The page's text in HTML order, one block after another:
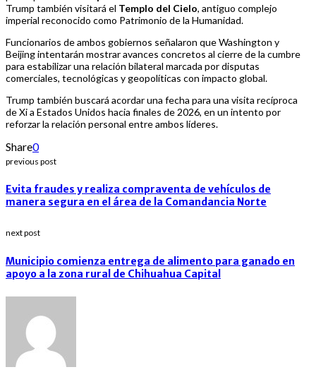
Trump también visitará el Templo del Cielo, antiguo complejo
imperial reconocido como Patrimonio de la Humanidad.
Funcionarios de ambos gobiernos señalaron que Washington y
Beijing intentarán mostrar avances concretos al cierre de la cumbre
para estabilizar una relación bilateral marcada por disputas
comerciales, tecnológicas y geopolíticas con impacto global.
Trump también buscará acordar una fecha para una visita recíproca
de Xi a Estados Unidos hacia finales de 2026, en un intento por
reforzar la relación personal entre ambos líderes.
Share0
previous post
Evita fraudes y realiza compraventa de vehículos de
manera segura en el área de la Comandancia Norte
next post
Municipio comienza entrega de alimento para ganado en
apoyo a la zona rural de Chihuahua Capital